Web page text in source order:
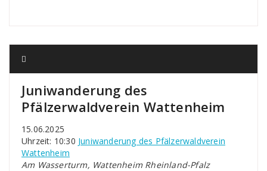
Juniwanderung des
Pfälzerwaldverein Wattenheim
15.06.2025
Uhrzeit: 10:30 Juniwanderung des Pfälzerwaldverein
Wattenheim
Am Wasserturm, Wattenheim Rheinland-Pfalz